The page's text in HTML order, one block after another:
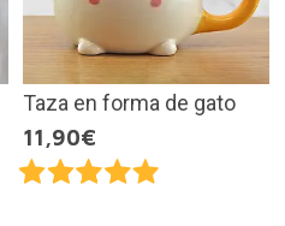
Taza en forma de gato
11,90€